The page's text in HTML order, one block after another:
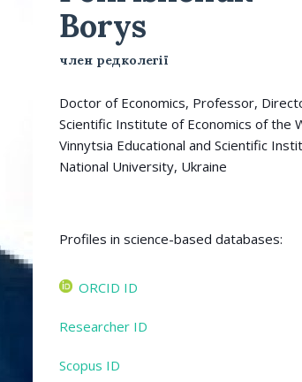
Borys
член редколегії
Doctor of Economics, Professor,
Scientific Institute of Economics of the
Vinnytsia Educational and Scientific
National University, Ukraine
ORCID ID
Researcher ID
Scopus ID